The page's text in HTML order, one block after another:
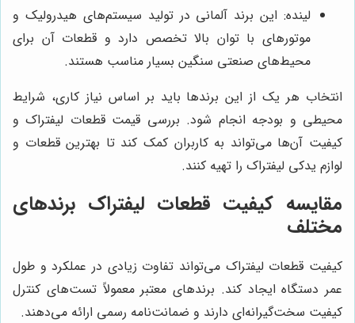
لینده: این برند آلمانی در تولید سیستم‌های هیدرولیک و
موتورهای با توان بالا تخصص دارد و قطعات آن برای
محیط‌های صنعتی سنگین بسیار مناسب هستند.
انتخاب هر یک از این برندها باید بر اساس نیاز کاری، شرایط
محیطی و بودجه انجام شود. بررسی قیمت قطعات لیفتراک و
کیفیت آن‌ها می‌تواند به کاربران کمک کند تا بهترین قطعات و
لوازم یدکی لیفتراک را تهیه کنند.
مقایسه کیفیت قطعات لیفتراک برندهای
مختلف
کیفیت قطعات لیفتراک می‌تواند تفاوت زیادی در عملکرد و طول
عمر دستگاه ایجاد کند. برندهای معتبر معمولاً تست‌های کنترل
کیفیت سخت‌گیرانه‌ای دارند و ضمانت‌نامه رسمی ارائه می‌دهند.